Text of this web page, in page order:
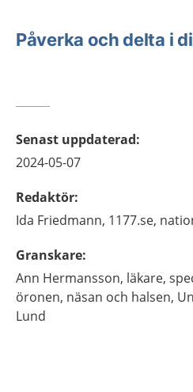
Påverka och delta i
Senast uppdaterad:
2024-05-07
Redaktör:
Ida Friedmann, 1177.se,
Granskare:
Ann Hermansson, läkare,
öronen, näsan och halsen,
Lund